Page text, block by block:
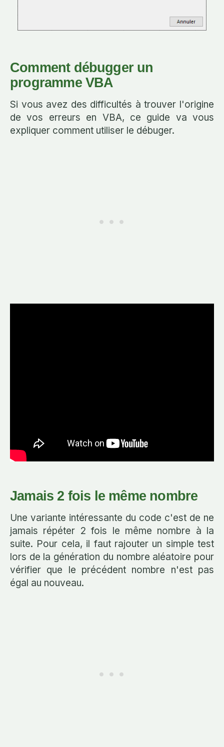
Comment débugger un
programme VBA
Si vous avez des difficultés à trouver l'origine
de vos erreurs en VBA, ce guide va vous
expliquer comment utiliser le débuger.
Jamais 2 fois le même nombre
Une variante intéressante du code c'est de ne
jamais répéter 2 fois le même nombre à la
suite. Pour cela, il faut rajouter un simple test
lors de la génération du nombre aléatoire pour
vérifier que le précédent nombre n'est pas
égal au nouveau.